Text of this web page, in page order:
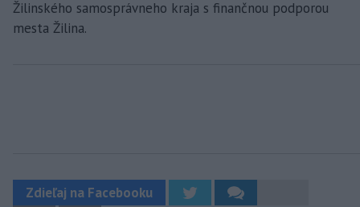
Žilinského samosprávneho kraja s finančnou podporou
mesta Žilina.
Zdieľaj na Facebooku